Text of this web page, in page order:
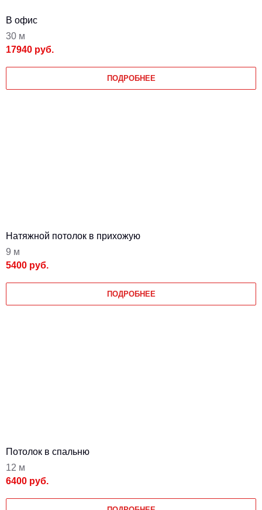
В офис
30 м
17940 руб.
ПОДРОБНЕЕ
Натяжной потолок в прихожую
9 м
5400 руб.
ПОДРОБНЕЕ
Потолок в спальню
12 м
6400 руб.